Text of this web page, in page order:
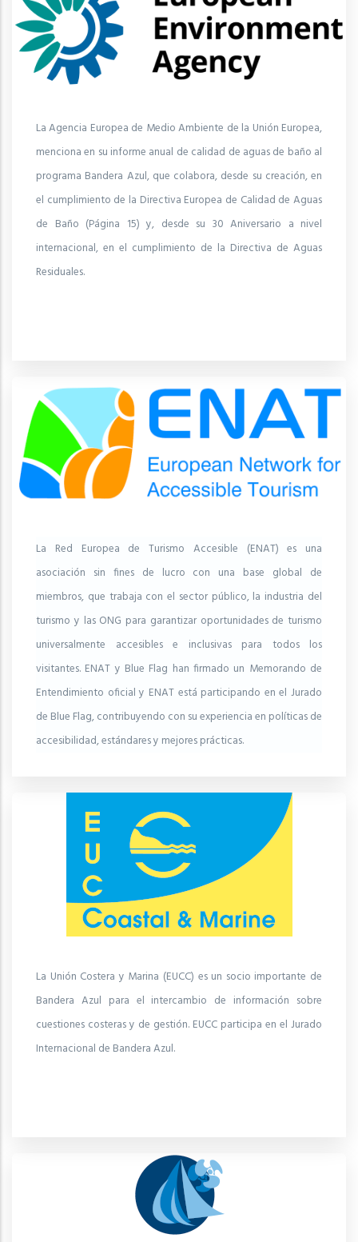
La Agencia Europea de Medio Ambiente de la Unión Europea,
menciona en su informe anual de calidad de aguas de baño al
programa Bandera Azul, que colabora, desde su creación, en
el cumplimiento de la Directiva Europea de Calidad de Aguas
de Baño (Página 15) y, desde su 30 Aniversario a nivel
internacional, en el cumplimiento de la Directiva de Aguas
Residuales.
La Red Europea de Turismo Accesible (ENAT) es una
asociación sin fines de lucro con una base global de
miembros, que trabaja con el sector público, la industria del
turismo y las ONG para garantizar oportunidades de turismo
universalmente accesibles e inclusivas para todos los
visitantes. ENAT y Blue Flag han firmado un Memorando de
Entendimiento oficial y ENAT está participando en el Jurado
de Blue Flag, contribuyendo con su experiencia en políticas de
accesibilidad, estándares y mejores prácticas.
La Unión Costera y Marina (EUCC) es un socio importante de
Bandera Azul para el intercambio de información sobre
cuestiones costeras y de gestión. EUCC participa en el Jurado
Internacional de Bandera Azul.